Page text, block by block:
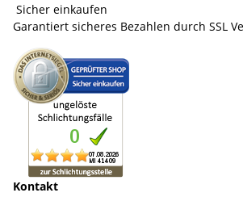
Sicher einkaufen
Garantiert sicheres Bezahlen durch SSL
Kontakt